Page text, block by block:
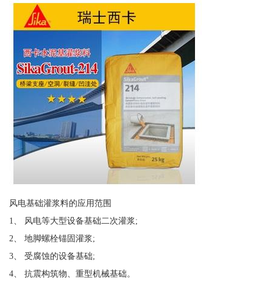
风电基础灌浆料的应用范围
1、 风电等大型设备基础二次灌浆;
2、 地脚螺栓锚固灌浆;
3、 受腐蚀的设备基础;
4、 抗震构筑物、重型机械基础。